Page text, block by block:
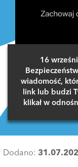
16
wiadomość,
link lub budzi
klikał w
Dodano: